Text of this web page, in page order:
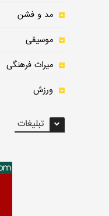
مد و فشن
موسیقی
میراث فرهنگی
ورزش
تبلیغات